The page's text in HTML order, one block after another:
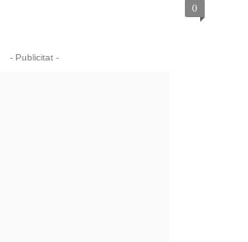
0
- Publicitat -